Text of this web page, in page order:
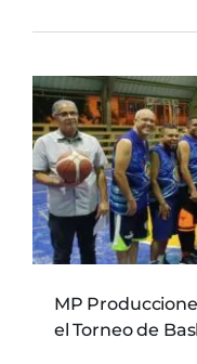
MP
el Torneo de